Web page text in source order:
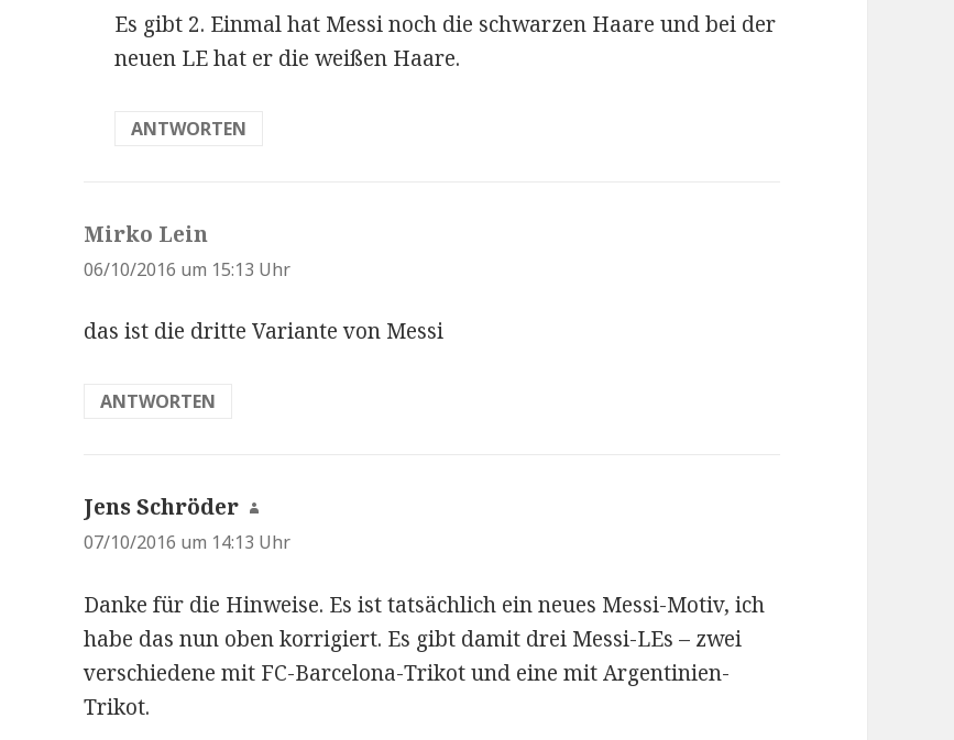
t
:
Es gibt 2. Einmal hat Messi noch die schwarzen Haare und bei der
neuen LE hat er die weißen Haare.
ANTWORTEN
Mirko Lein
a
t
06/10/2016 um 15:13 Uhr
das ist die dritte Variante von Messi
ANTWORTEN
Jens Schröder
s
a
t
:
07/10/2016 um 14:13 Uhr
Danke für die Hinweise. Es ist tatsächlich ein neues Messi-Motiv, ich
habe das nun oben korrigiert. Es gibt damit drei Messi-LEs – zwei
verschiedene mit FC-Barcelona-Trikot und eine mit Argentinien-
Trikot.